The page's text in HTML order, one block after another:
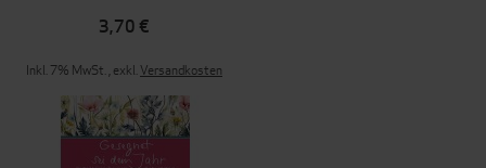
3,70 €
Inkl. 7% MwSt.,exkl.Versandkosten